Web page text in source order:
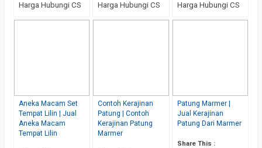
Harga Hubungi CS Harga Hubungi CS Harga Hubungi CS
Aneka Macam Set
Tempat Lilin | Jual
Aneka Macam
Tempat Lilin
Contoh Kerajinan
Patung | Contoh
Kerajinan Patung
Marmer
Patung Marmer |
Jual Kerajinan
Patung Dari Marmer
Share This :